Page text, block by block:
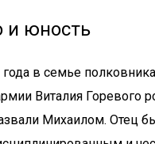
и юность
в семье
Виталия Горевого
Михаилом. Отец